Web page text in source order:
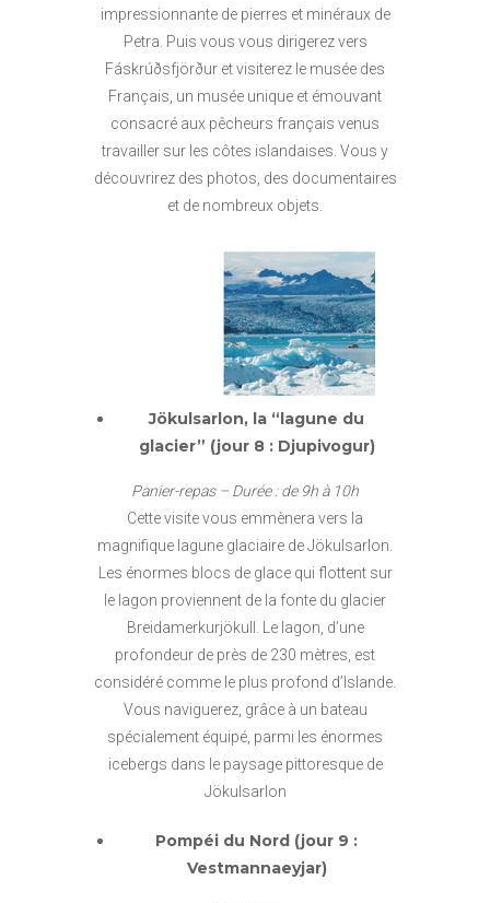
impressionnante de pierres et minéraux de
Petra. Puis vous vous dirigerez vers
Fáskrúðsfjörður et visiterez le musée des
Français, un musée unique et émouvant
consacré aux pêcheurs français venus
travailler sur les côtes islandaises. Vous y
découvrirez des photos, des documentaires
et de nombreux objets.
Jökulsarlon, la “lagune du
glacier” (jour 8 : Djupivogur)
Panier-repas – Durée : de 9h à 10h
Cette visite vous emmènera vers la
magnifique lagune glaciaire de Jökulsarlon.
Les énormes blocs de glace qui flottent sur
le lagon proviennent de la fonte du glacier
Breidamerkurjökull. Le lagon, d’une
profondeur de près de 230 mètres, est
considéré comme le plus profond d’Islande.
Vous naviguerez, grâce à un bateau
spécialement équipé, parmi les énormes
icebergs dans le paysage pittoresque de
Jökulsarlon
Pompéi du Nord (jour 9 :
Vestmannaeyjar)